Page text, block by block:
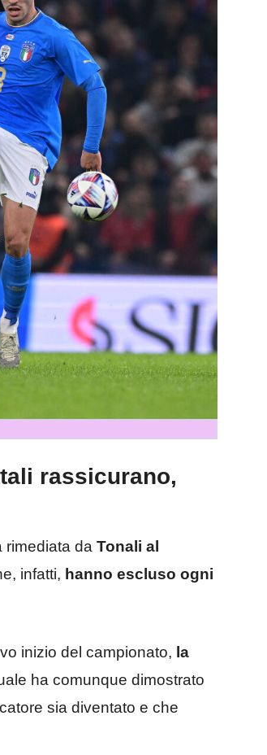
rassicurano,
rimediata da Tonali al
infatti, hanno escluso ogni
inizio del campionato, la
ha comunque dimostrato
sia diventato e che